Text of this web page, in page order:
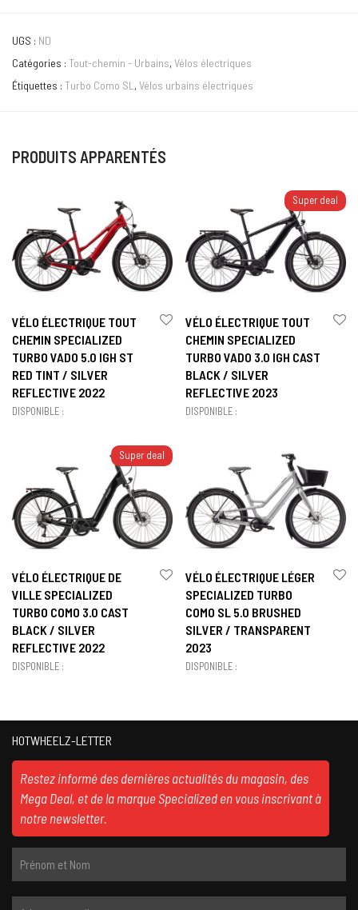
UGS : ND
Catégories : Tout-chemin - Urbains, Vélos électriques
Étiquettes : Turbo Como SL, Vélos urbains électriques
PRODUITS APPARENTÉS
VÉLO ÉLECTRIQUE TOUT
CHEMIN SPECIALIZED
TURBO VADO 5.0 IGH ST
RED TINT / SILVER
REFLECTIVE 2022
DISPONIBLE :
Super deal
VÉLO ÉLECTRIQUE TOUT
CHEMIN SPECIALIZED
TURBO VADO 3.0 IGH CAST
BLACK / SILVER
REFLECTIVE 2023
DISPONIBLE :
Super deal
VÉLO ÉLECTRIQUE DE
VILLE SPECIALIZED
TURBO COMO 3.0 CAST
BLACK / SILVER
REFLECTIVE 2022
DISPONIBLE :
VÉLO ÉLECTRIQUE LÉGER
SPECIALIZED TURBO
COMO SL 5.0 BRUSHED
SILVER / TRANSPARENT
2023
DISPONIBLE :
HOTWHEELZ-LETTER
Restez informé des dernières actualités du magasin, des
Mega Deal, et de la marque Specialized en vous inscrivant à
notre newsletter.